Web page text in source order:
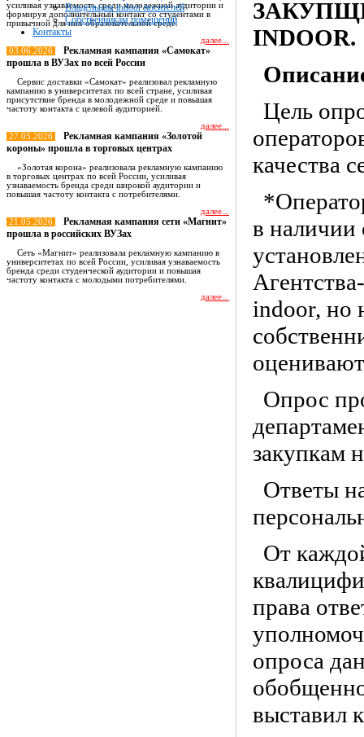
Владельцам indoor носителей
Собственникам помещений
Контакты
усиливая узнаваемость среди молодежной аудитории и
формируя дополнительный контакт со студентами в
привычной для них образовательной среде.
далее...
03.06.2026
Рекламная кампания «Самокат»
прошла в ВУЗах по всей России
Сервис доставки «Самокат» реализовал рекламную
кампанию в университетах по всей стране, усиливая
присутствие бренда в молодежной среде и повышая
частоту контакта с целевой аудиторией.
далее...
27.05.2026
Рекламная кампания «Золотой
короны» прошла в торговых центрах
«Золотая корона» реализовала рекламную кампанию
в торговых центрах по всей России, усиливая
узнаваемость бренда среди широкой аудитории и
повышая частоту контакта с потребителями.
далее...
21.05.2026
Рекламная кампания сети «Магнит»
прошла в российских ВУЗах
Сеть «Магнит» реализовала рекламную кампанию в
университетах по всей России, усиливая узнаваемость
бренда среди студенческой аудитории и повышая
частоту контакта с молодыми потребителями.
далее...
INDOOR.
Цель
качества
в наличии
indoor, но
Опрос
закупкам
Ответы
От
права
опроса
выставил